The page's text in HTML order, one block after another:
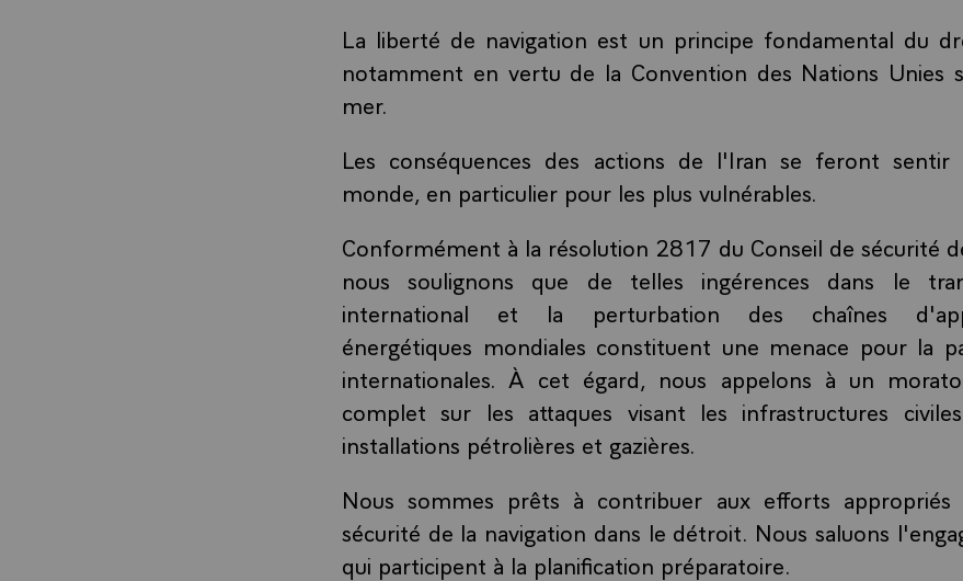
La liberté de navigation est un principe fondamental du
notamment en vertu de la Convention des Nations Unies
mer.
Les conséquences des actions de l'Iran se feront
monde, en particulier pour les plus vulnérables.
Conformément à la résolution 2817 du Conseil de sécurité
nous soulignons que de telles ingérences dans le
international et la perturbation des chaînes
énergétiques mondiales constituent une menace pour la
internationales. À cet égard, nous appelons à un
complet sur les attaques visant les infrastructures
installations pétrolières et gazières.
Nous sommes prêts à contribuer aux efforts
sécurité de la navigation dans le détroit. Nous saluons
qui participent à la planification préparatoire.